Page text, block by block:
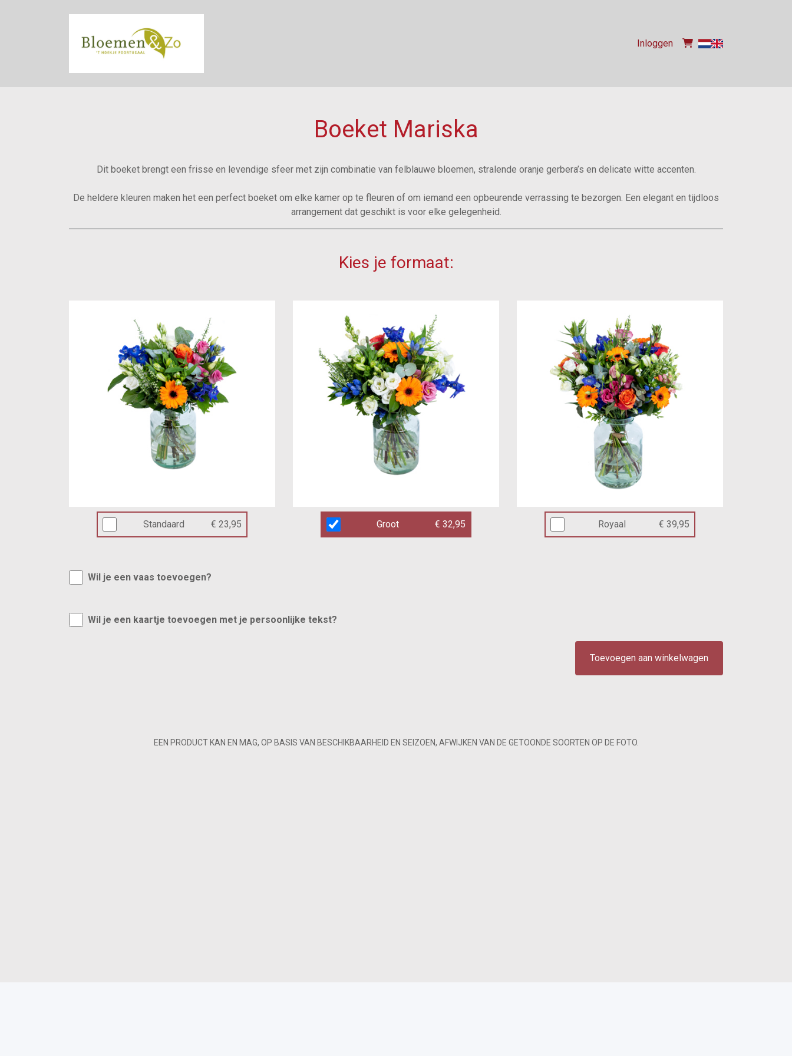
Inloggen
Boeket Mariska
Dit boeket brengt een frisse en levendige sfeer met zijn combinatie van felblauwe bloemen, stralende oranje gerbera’s en delicate witte accenten.
De heldere kleuren maken het een perfect boeket om elke kamer op te fleuren of om iemand een opbeurende verrassing te bezorgen. Een elegant en tijdloos
arrangement dat geschikt is voor elke gelegenheid.
Kies je formaat:
Standaard € 23,95 Groot € 32,95 Royaal € 39,95
Wil je een vaas toevoegen?
Wil je een kaartje toevoegen met je persoonlijke tekst?
Toevoegen aan winkelwagen
EEN PRODUCT KAN EN MAG, OP BASIS VAN BESCHIKBAARHEID EN SEIZOEN, AFWIJKEN VAN DE GETOONDE SOORTEN OP DE FOTO.